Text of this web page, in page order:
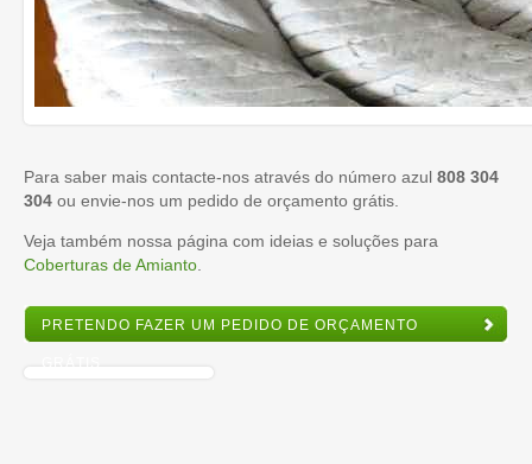
Para saber mais contacte-nos através do número azul 808 304
304 ou envie-nos um pedido de orçamento grátis.
Veja também nossa página com ideias e soluções para
Coberturas de Amianto
PRETENDO FAZER UM PEDIDO DE ORÇAMENTO
GRÁTIS